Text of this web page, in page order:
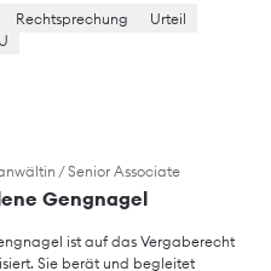
Rechtsprechung
Urteil
/ Senior Associate
Gengnagel
ist auf das Vergaberecht
Sie berät und begleitet